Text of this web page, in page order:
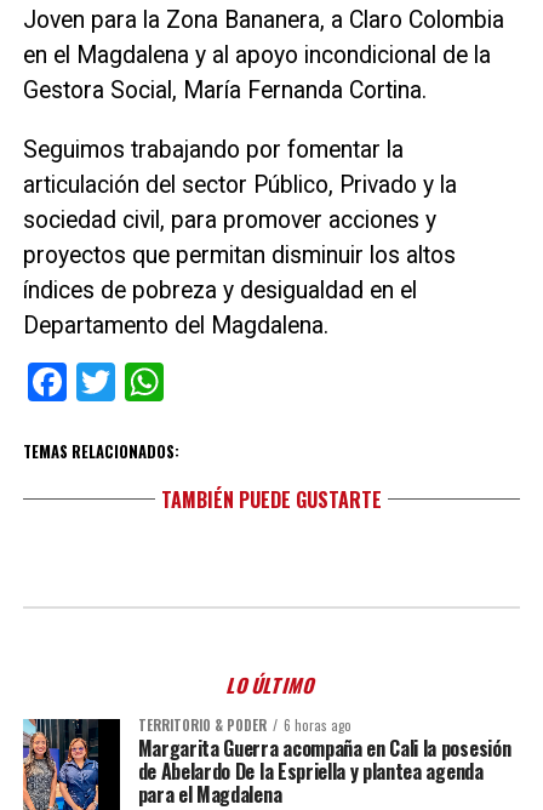
Joven para la Zona Bananera, a Claro Colombia
en el Magdalena y al apoyo incondicional de la
Gestora Social, María Fernanda Cortina.
Seguimos trabajando por fomentar la
articulación del sector Público, Privado y la
sociedad civil, para promover acciones y
proyectos que permitan disminuir los altos
índices de pobreza y desigualdad en el
Departamento del Magdalena.
Facebook
TwitterWhatsApp
TEMAS RELACIONADOS:
TAMBIÉN PUEDE GUSTARTE
LO ÚLTIMO
TERRITORIO & PODER 6 horas ago
Margarita Guerra acompaña en Cali la posesión
de Abelardo De la Espriella y plantea agenda
para el Magdalena